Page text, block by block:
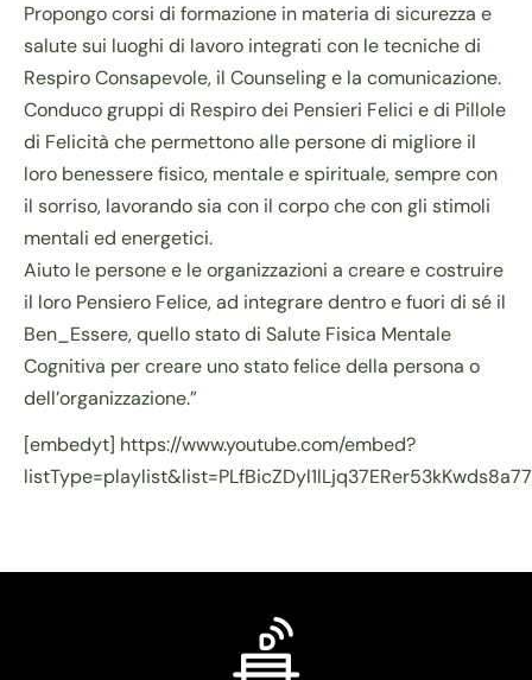
Propongo corsi di formazione in materia di sicurezza e
salute sui luoghi di lavoro integrati con le tecniche di
Respiro Consapevole, il Counseling e la comunicazione.
Conduco gruppi di Respiro dei Pensieri Felici e di Pillole
di Felicità che permettono alle persone di migliore il
loro benessere fisico, mentale e spirituale, sempre con
il sorriso, lavorando sia con il corpo che con gli stimoli
mentali ed energetici.
Aiuto le persone e le organizzazioni a creare e costruire
il loro Pensiero Felice, ad integrare dentro e fuori di sé il
Ben_Essere, quello stato di Salute Fisica Mentale
Cognitiva per creare uno stato felice della persona o
dell’organizzazione.”
[embedyt] https://www.youtube.com/embed?